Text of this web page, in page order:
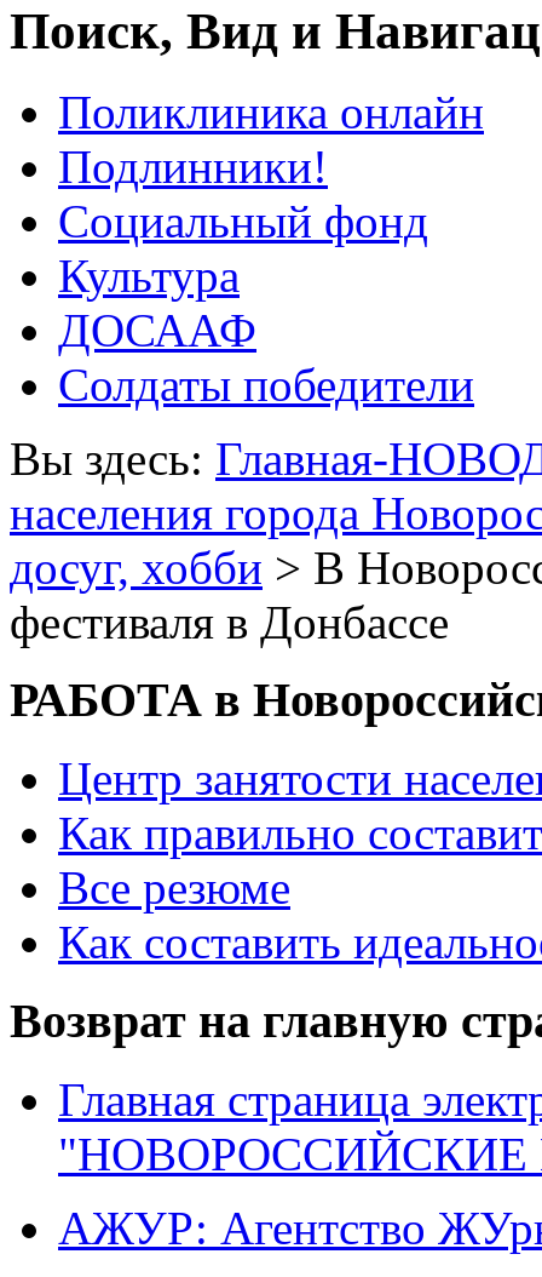
Поиск, Вид и
Поликлиника онлайн
Подлинники!
Социальный фонд
Культура
ДОСААФ
Солдаты победители
Вы здесь: Главная-
населения города
досуг, хобби > В
фестиваля в Донбассе
РАБОТА в
Центр занятости
Как правильно
Все резюме
Как составить
Возврат на главную
Главная страница
"НОВОРОССИЙСКИЕ
АЖУР: Агентство